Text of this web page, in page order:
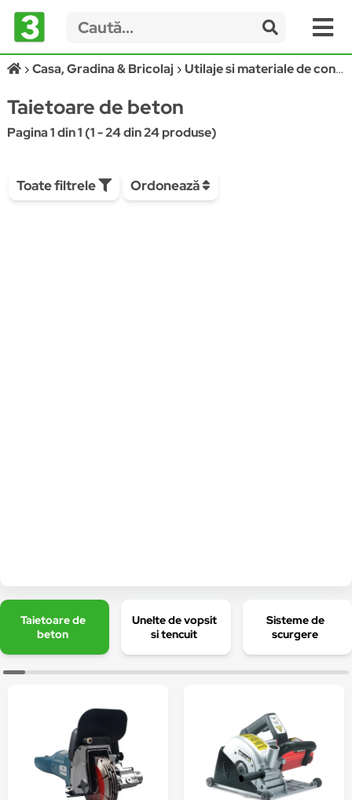
Casa, Gradina & Bricolaj Utilaje si materiale de constructii
Taietoare de beton
Pagina 1 din 1 (1 - 24 din 24 produse)
Toate filtrele Ordonează
Taietoare de
beton
Unelte de vopsit
si tencuit
Sisteme de
scurgere